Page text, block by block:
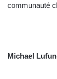
communauté
Michael